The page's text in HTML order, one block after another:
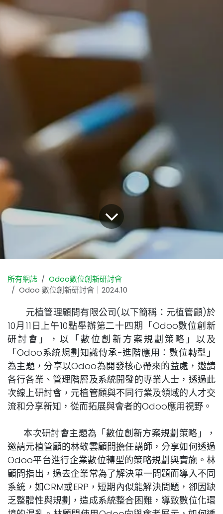
所有網誌
Odoo數位創新研討會
Odoo 數位創新研討會｜2024.10
元植管理顧問有限公司(以下簡稱：元植管顧)於
10月11日上午10點舉辦第二十四期「Odoo數位創新
研討會」，以「數位創新方案規劃策略」以及
「Odoo系統規劃知識傳承-進階應用：數位轉型」
為主題，分享以Odoo為開發核心帶來的益處，邀請
各行各業、管理階層及系統開發的專業人士，透過此
次線上研討會，元植管顧與不同行業及領域的人才交
流和分享新知，從而拓展與會者的Odoo應用視野。
本次研討會主題為「數位創新方案規劃策略」，
邀請元植管顧的林敬雲顧問擔任講師，分享如何透過
Odoo平台進行企業數位轉型的策略規劃與實施。林
顧問指出，過去企業常為了解決單一問題而導入不同
系統，如CRM或ERP，短期內似能解決問題，卻因缺
乏整體性與規劃，造成系統整合困難，導致數位化環